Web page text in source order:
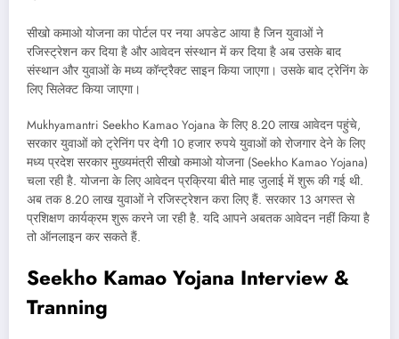
सीखो कमाओ योजना का पोर्टल पर नया अपडेट आया है जिन युवाओं ने
रजिस्ट्रेशन कर दिया है और आवेदन संस्थान में कर दिया है अब उसके बाद
संस्थान और युवाओं के मध्य कॉन्ट्रैक्ट साइन किया जाएगा। उसके बाद ट्रेनिंग के
लिए सिलेक्ट किया जाएगा।
Mukhyamantri Seekho Kamao Yojana के लिए 8.20 लाख आवेदन पहुंचे,
सरकार युवाओं को ट्रेनिंग पर देगी 10 हजार रुपये युवाओं को रोजगार देने के लिए
मध्य प्रदेश सरकार मुख्यमंत्री सीखो कमाओ योजना (Seekho Kamao Yojana)
चला रही है. योजना के लिए आवेदन प्रक्रिया बीते माह जुलाई में शुरू की गई थी.
अब तक 8.20 लाख युवाओं ने रजिस्ट्रेशन करा लिए हैं. सरकार 13 अगस्त से
प्रशिक्षण कार्यक्रम शुरू करने जा रही है. यदि आपने अबतक आवेदन नहीं किया है
तो ऑनलाइन कर सकते हैं.
Seekho Kamao Yojana Interview &
Tranning